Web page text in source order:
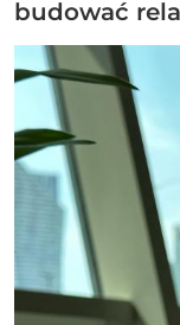
budować